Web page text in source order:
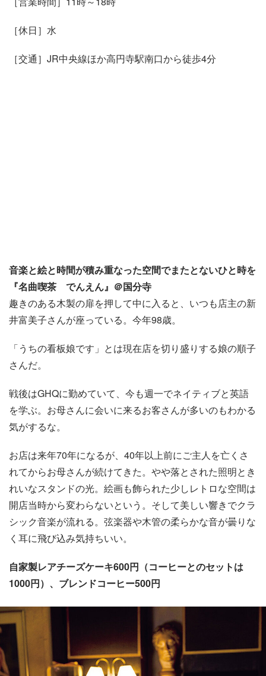
［休日］水
［交通］JR中央線ほか高円寺駅南口から徒歩4分
音楽と絵と時間が積み重なった空間でまたとないひと時を
『名曲喫茶 でんえん』＠国分寺
趣きのある木製の扉を押して中に入ると、いつも店主の新
井富美子さんが座っている。今年98歳。
「うちの看板娘です」とは現在店を切り盛りする娘の順子
さんだ。
戦後はGHQに勤めていて、今も週一でネイティブと英語
を学ぶ。お母さんに会いに来るお客さんが多いのもわかる
気がするな。
お店は来年70年になるが、40年以上前にご主人を亡くさ
れてからお母さんが続けてきた。やや落とされた照明とき
れいなスタンドの光。絵画も飾られた少しレトロな空間は
開店当時から変わらないという。そして美しい響きでクラ
シック音楽が流れる。弦楽器や木管の柔らかな音が曇りな
く耳に飛び込み気持ちいい。
自家製レアチーズケーキ600円（コーヒーとのセットは
1000円）、ブレンドコーヒー500円